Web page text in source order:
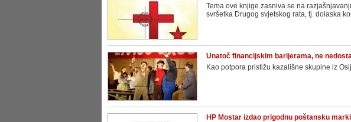
Tema ove knjige zasniva se na
svršetka Drugog svjetskog rata, tj. dolaska
Unatoč financijskim barijerama, ne
Kao potpora pristižu kazališne skupine iz
HP Mostar izdao prigodnu poštansku